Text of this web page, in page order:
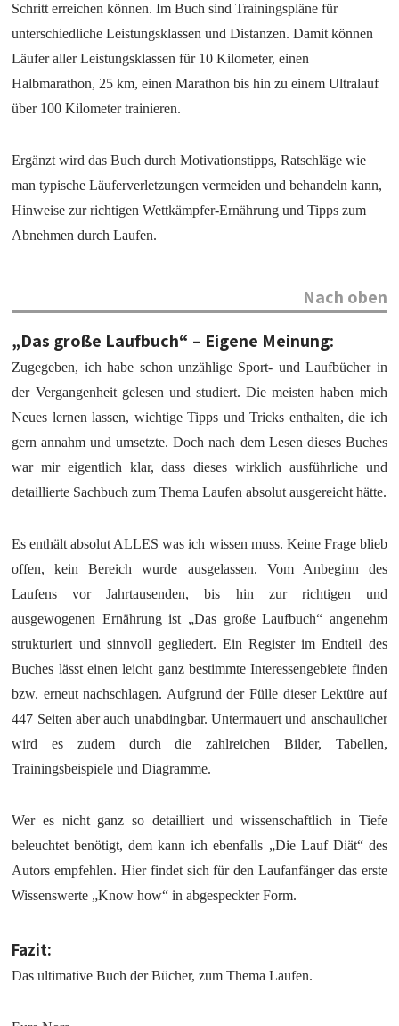
Schritt erreichen können. Im Buch sind Trainingspläne für
unterschiedliche Leistungsklassen und Distanzen. Damit können
Läufer aller Leistungsklassen für 10 Kilometer, einen
Halbmarathon, 25 km, einen Marathon bis hin zu einem Ultralauf
über 100 Kilometer trainieren.
Ergänzt wird das Buch durch Motivationstipps, Ratschläge wie
man typische Läuferverletzungen vermeiden und behandeln kann,
Hinweise zur richtigen Wettkämpfer-Ernährung und Tipps zum
Abnehmen durch Laufen.
Nach oben
„Das große Laufbuch“ – Eigene Meinung:
Zugegeben, ich habe schon unzählige Sport- und Laufbücher in
der Vergangenheit gelesen und studiert. Die meisten haben mich
Neues lernen lassen, wichtige Tipps und Tricks enthalten, die ich
gern annahm und umsetzte. Doch nach dem Lesen dieses Buches
war mir eigentlich klar, dass dieses wirklich ausführliche und
detaillierte Sachbuch zum Thema Laufen absolut ausgereicht hätte.
Es enthält absolut ALLES was ich wissen muss. Keine Frage blieb
offen, kein Bereich wurde ausgelassen. Vom Anbeginn des
Laufens vor Jahrtausenden, bis hin zur richtigen und
ausgewogenen Ernährung ist „Das große Laufbuch“ angenehm
strukturiert und sinnvoll gegliedert. Ein Register im Endteil des
Buches lässt einen leicht ganz bestimmte Interessengebiete finden
bzw. erneut nachschlagen. Aufgrund der Fülle dieser Lektüre auf
447 Seiten aber auch unabdingbar. Untermauert und anschaulicher
wird es zudem durch die zahlreichen Bilder, Tabellen,
Trainingsbeispiele und Diagramme.
Wer es nicht ganz so detailliert und wissenschaftlich in Tiefe
beleuchtet benötigt, dem kann ich ebenfalls „Die Lauf Diät“ des
Autors empfehlen. Hier findet sich für den Laufanfänger das erste
Wissenswerte „Know how“ in abgespeckter Form.
Fazit:
Das ultimative Buch der Bücher, zum Thema Laufen.